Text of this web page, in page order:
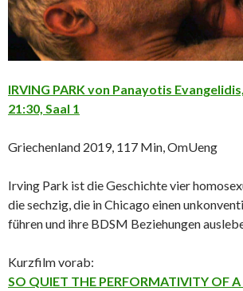
IRVING PARK von Panayotis
21:30, Saal 1
Griechenland 2019, 117 Min, OmUeng
Irving Park ist die Geschichte vier
die sechzig, die in Chicago einen
führen und ihre BDSM Beziehungen
Kurzfilm vorab:
SO QUIET THE PERFORMATIVITY OF